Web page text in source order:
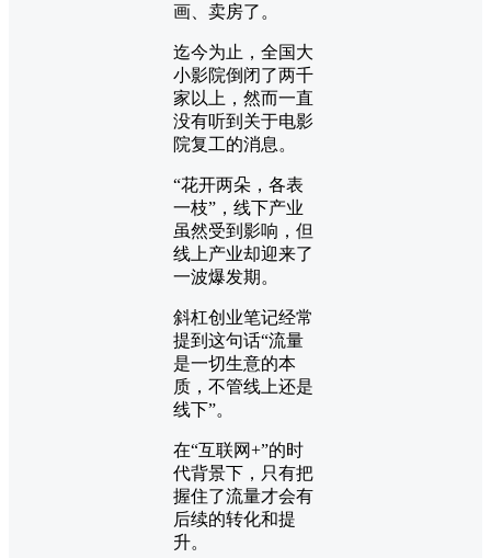
画、卖房了。
迄今为止，全国大
小影院倒闭了两千
家以上，然而一直
没有听到关于电影
院复工的消息。
“花开两朵，各表
一枝”，线下产业
虽然受到影响，但
线上产业却迎来了
一波爆发期。
斜杠创业笔记经常
提到这句话“流量
是一切生意的本
质，不管线上还是
线下”。
在“互联网+”的时
代背景下，只有把
握住了流量才会有
后续的转化和提
升。